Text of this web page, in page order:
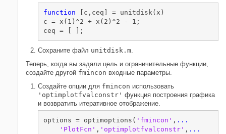
function [c,ceq] = unitdisk(x)
c = x(1)^2 + x(2)^2 - 1;
ceq = [ ];
Сохраните файл unitdisk.m
Теперь, когда вы задали цель и ограничительные функции,
создайте другой fmincon входные параметры.
Создайте опции для fmincon использовать
'optimplotfvalconstr' функция построения графика
и возвратить итеративное отображение.
options = optimoptions( 'fmincon' , ...
'PlotFcn' , 'optimplotfvalconstr' , ...